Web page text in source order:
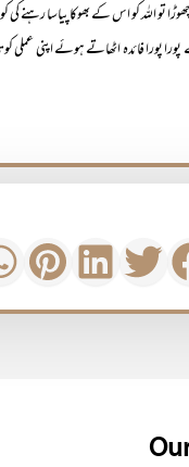
تو اللہ کو اس کے بھوکا پیاسا رہنے
فائدہ اٹھاتے ہوئے اپنی عملی